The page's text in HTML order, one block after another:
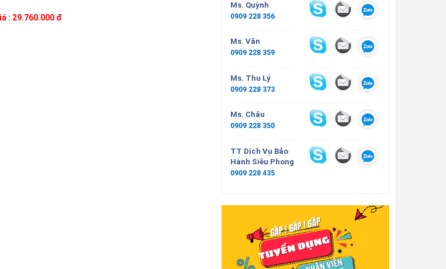
: 29.760.000 đ
Ms. Quỳnh
0909 228 356
Ms. Vân
0909 228 359
Ms. Thu Lý
0909 228 373
Ms. Châu
0909 228 350
TT Dịch Vụ Bảo
Hành Siêu Phong
0909 228 435